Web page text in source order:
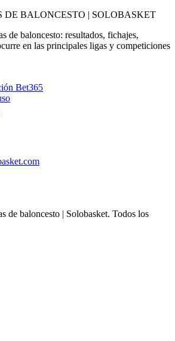
BALONCESTO | SOLOBASKET
de baloncesto: resultados, fichajes,
en las principales ligas y competiciones
Bet365
de baloncesto | Solobasket. Todos los